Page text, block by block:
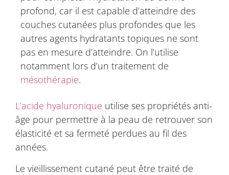
profond, car il est capable d’atteindre des
couches cutanées plus profondes que les
autres agents hydratants topiques ne sont
pas en mesure d’atteindre. On l’utilise
notamment lors d’un traitement de
mésothérapie.
L’acide hyaluronique utilise ses propriétés anti-
âge pour permettre à la peau de retrouver son
élasticité et sa fermeté perdues au fil des
années.
Le vieillissement cutané peut être traité de